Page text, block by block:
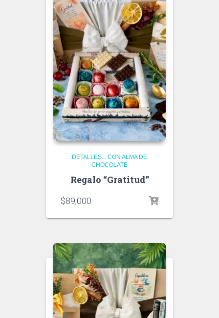
DETALLES... CON ALMA DE
CHOCOLATE
Regalo “Gratitud”
$89,000